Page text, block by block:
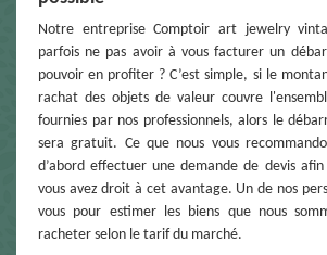
Notre entreprise Comptoir art jewelry
parfois ne pas avoir à vous facturer un
pouvoir en profiter ? C’est simple, si le
rachat des objets de valeur couvre
fournies par nos professionnels, alors le
sera gratuit. Ce que nous vous
d’abord effectuer une demande de devis
vous avez droit à cet avantage. Un de nos
vous pour estimer les biens que nous
racheter selon le tarif du marché.